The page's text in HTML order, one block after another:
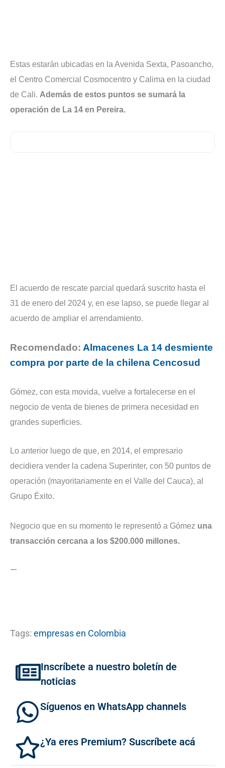
Estas estarán ubicadas en la Avenida Sexta, Pasoancho,
el Centro Comercial Cosmocentro y Calima en la ciudad
de Cali. Además de estos puntos se sumará la
operación de La 14 en Pereira.
El acuerdo de rescate parcial quedará suscrito hasta el
31 de enero del 2024 y, en ese lapso, se puede llegar al
acuerdo de ampliar el arrendamiento.
Recomendado: Almacenes La 14 desmiente
compra por parte de la chilena Cencosud
Gómez, con esta movida, vuelve a fortalecerse en el
negocio de venta de bienes de primera necesidad en
grandes superficies.
Lo anterior luego de que, en 2014, el empresario
decidiera vender la cadena Superinter, con 50 puntos de
operación (mayoritariamente en el Valle del Cauca), al
Grupo Éxito.
Negocio que en su momento le representó a Gómez una
transacción cercana a los $200.000 millones.
—
Tags: empresas en Colombia
Inscríbete a nuestro boletín de
noticias
Síguenos en WhatsApp channels
¿Ya eres Premium? Suscríbete acá